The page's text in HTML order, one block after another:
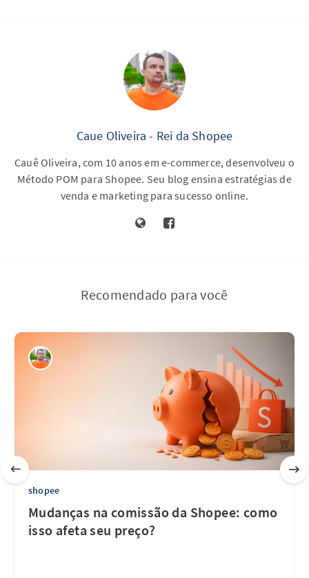
Caue Oliveira - Rei da Shopee
Cauê Oliveira, com 10 anos em e-commerce, desenvolveu o
Método POM para Shopee. Seu blog ensina estratégias de
venda e marketing para sucesso online.
Recomendado para você
shopee
Mudanças na comissão da Shopee: como
isso afeta seu preço?